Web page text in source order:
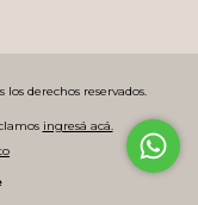
derechos reservados.
ingresá acá.